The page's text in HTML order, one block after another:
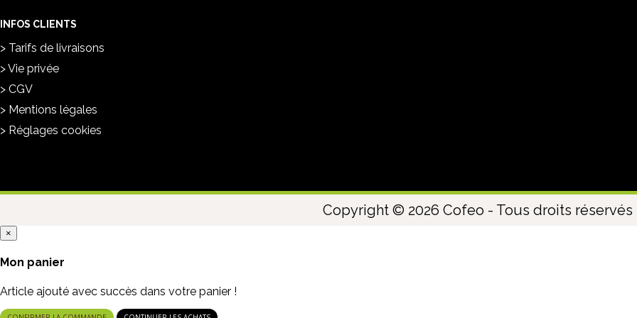
INFOS CLIENTS
Tarifs de livraisons
Vie privée
CGV
Mentions légales
Réglages cookies
Copyright © 2026 Cofeo - Tous droits réservés
×
Mon panier
Article ajouté avec succès dans votre panier !